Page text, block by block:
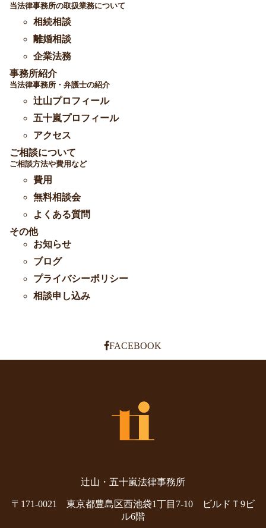
当法律事務所の取扱業務について
相続相談
離婚相談
企業法務
事務所紹介
当法律事務所・弁護士の紹介
辻山プロフィール
五十嵐プロフィール
アクセス
ご相談について
ご相談方法や費用など
費用
無料相談会
よくある質問
その他
お知らせ
ブログ
プライバシーポリシー
相談申し込み
FACEBOOK
辻山・五十嵐法律事務所
〒171-0021 東京都豊島区西池袋1丁目7-10 ビルドＴ9ビ
ル6階